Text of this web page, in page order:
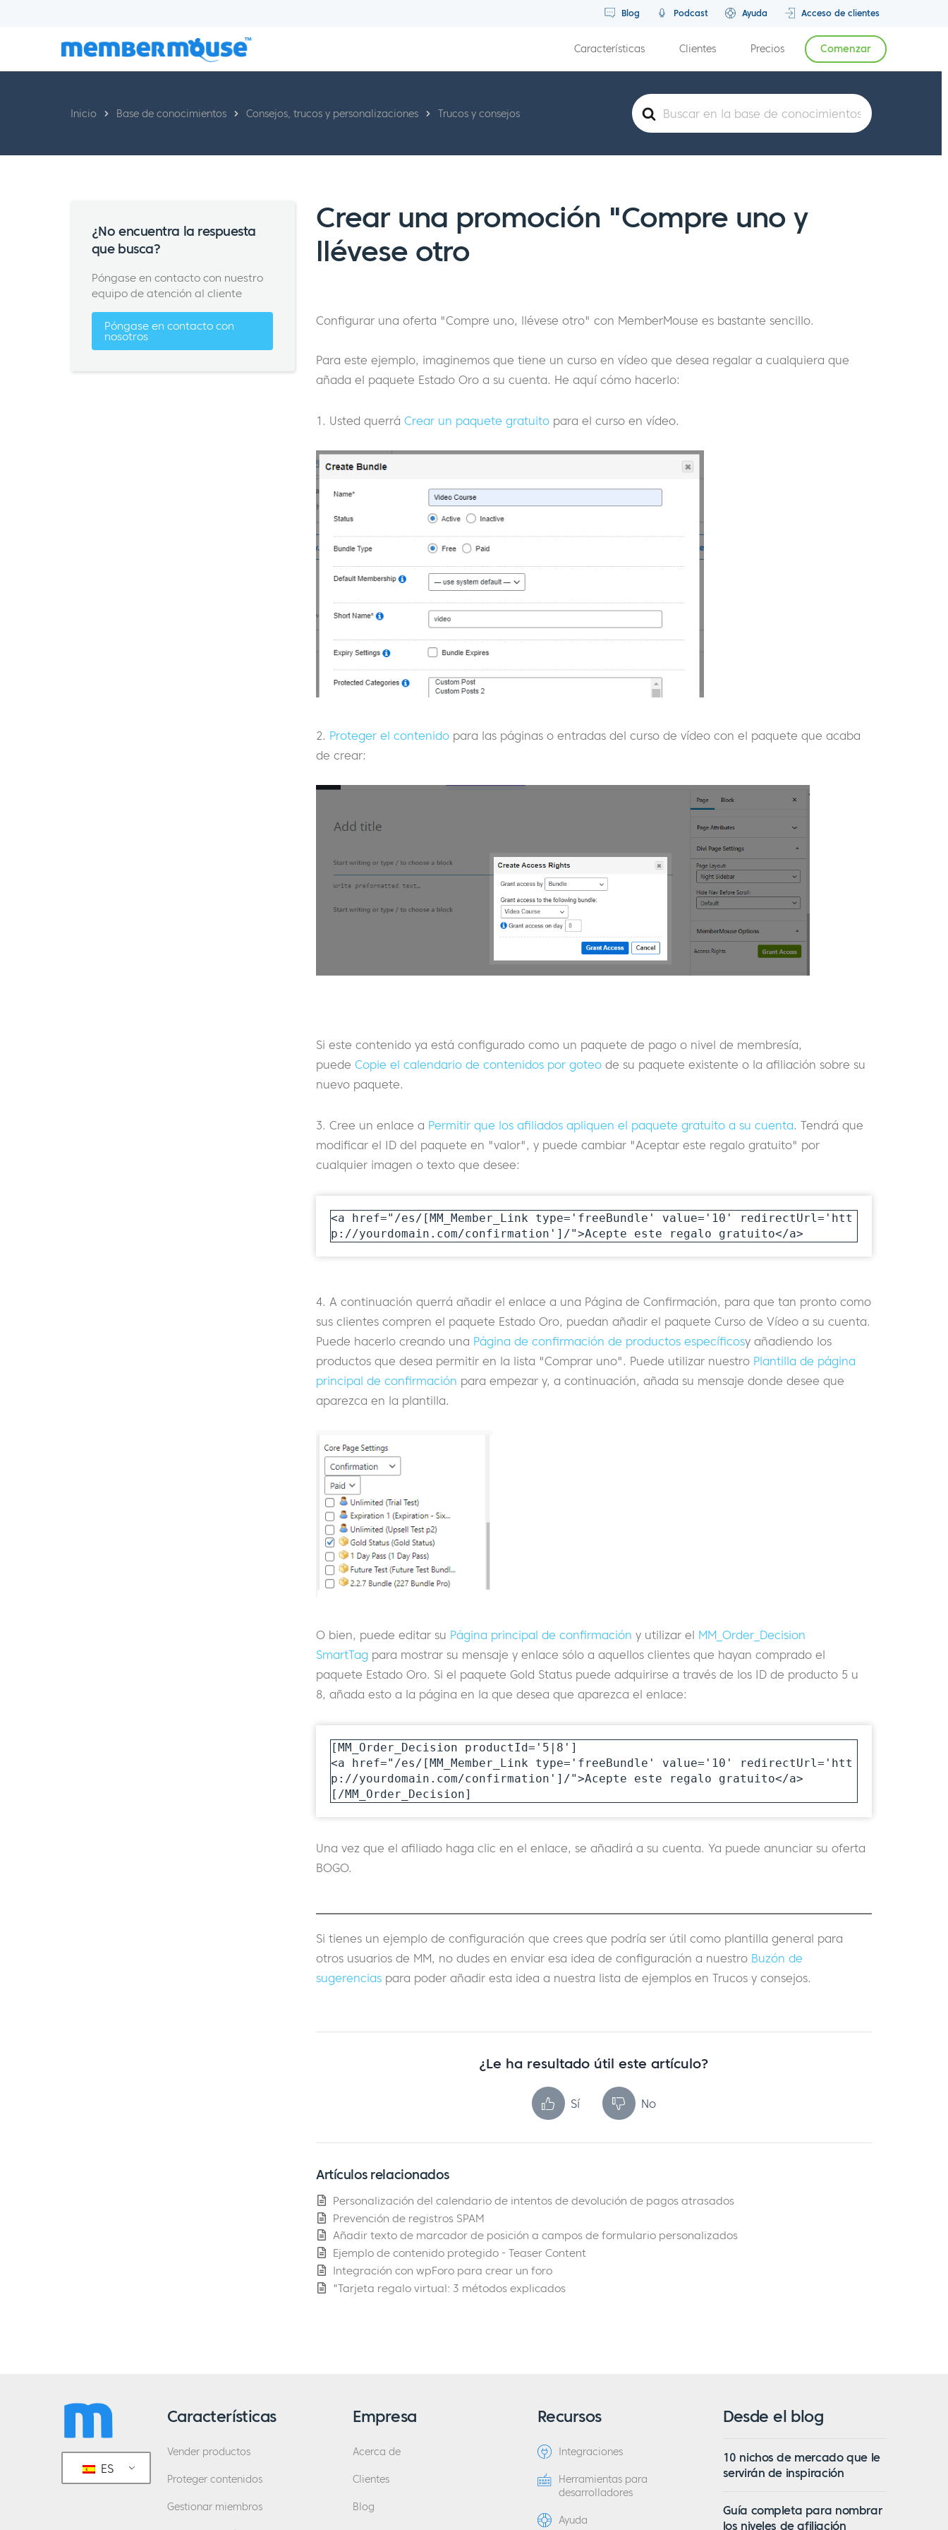
Blog Podcast Ayuda Acceso de clientes
Características Clientes Precios Comenzar
Buscar
Inicio Base de conocimientos Consejos, trucos y personalizaciones Trucos y consejos
Crear una promoción "Compre uno y
llévese otro
Configurar una oferta "Compre uno, llévese otro" con MemberMouse es bastante sencillo.
Para este ejemplo, imaginemos que tiene un curso en vídeo que desea regalar a cualquiera que
añada el paquete Estado Oro a su cuenta. He aquí cómo hacerlo:
1. Usted querrá Crear un paquete gratuitopara el curso en vídeo.
2. Proteger el contenidopara las páginas o entradas del curso de vídeo con el paquete que acaba
de crear:
Si este contenido ya está configurado como un paquete de pago o nivel de membresía,
puede Copie el calendario de contenidos por goteode su paquete existente o la afiliación sobre su
nuevo paquete.
3. Cree un enlace a Permitir que los afiliados apliquen el paquete gratuito a su cuenta. Tendrá que
modificar el ID del paquete en "valor", y puede cambiar "Aceptar este regalo gratuito" por
cualquier imagen o texto que desee:
<a href="/es/[MM_Member_Link type='freeBundle' value='10' redirectUrl='htt
p://yourdomain.com/confirmation']/">Acepte este regalo gratuito</a>
4. A continuación querrá añadir el enlace a una Página de Confirmación, para que tan pronto como
sus clientes compren el paquete Estado Oro, puedan añadir el paquete Curso de Vídeo a su cuenta.
Puede hacerlo creando una Página de confirmación de productos específicosy añadiendo los
productos que desea permitir en la lista "Comprar uno". Puede utilizar nuestro Plantilla de página
principal de confirmación para empezar y, a continuación, añada su mensaje donde desee que
aparezca en la plantilla.
O bien, puede editar su Página principal de confirmación y utilizar el MM_Order_Decision
SmartTag para mostrar su mensaje y enlace sólo a aquellos clientes que hayan comprado el
paquete Estado Oro. Si el paquete Gold Status puede adquirirse a través de los ID de producto 5 u
8, añada esto a la página en la que desea que aparezca el enlace:
[MM_Order_Decision productId='5|8']
<a href="/es/[MM_Member_Link type='freeBundle' value='10' redirectUrl='htt
p://yourdomain.com/confirmation']/">Acepte este regalo gratuito</a>
[/MM_Order_Decision]
Una vez que el afiliado haga clic en el enlace, se añadirá a su cuenta. Ya puede anunciar su oferta
BOGO.
Si tienes un ejemplo de configuración que crees que podría ser útil como plantilla general para
otros usuarios de MM, no dudes en enviar esa idea de configuración a nuestro Buzón de
sugerenciaspara poder añadir esta idea a nuestra lista de ejemplos en Trucos y consejos.
¿Le ha resultado útil este artículo?
Sí No
Artículos relacionados
Personalización del calendario de intentos de devolución de pagos atrasados
Prevención de registros SPAM
Añadir texto de marcador de posición a campos de formulario personalizados
Ejemplo de contenido protegido - Teaser Content
Integración con wpForo para crear un foro
"Tarjeta regalo virtual: 3 métodos explicados
¿No encuentra la respuesta
que busca?
Póngase en contacto con nuestro
equipo de atención al cliente
Póngase en contacto con
nosotros
ES
Características
Vender productos
Proteger contenidos
Gestionar miembros
Empresa
Acerca de
Clientes
Blog
Recursos
Integraciones
Herramientas para
desarrolladores
Ayuda
Desde el blog
10 nichos de mercado que le
servirán de inspiración
Guía completa para nombrar
los niveles de afiliación